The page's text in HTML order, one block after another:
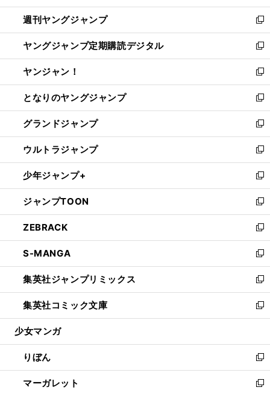
開
く
ウ
で
開
く
ン
ド
ウ
で
開
く
ウ
ィ
ン
ド
ウ
で
開
く
週刊ヤングジャンプ
新
し
い
ウ
ィ
ン
ド
ウ
で
開
く
ヤングジャンプ定期購読デジタル
新
し
い
ウ
ィ
ン
ド
ウ
で
開
く
ヤンジャン！
新
し
い
ウ
ィ
ン
ド
ウ
で
開
く
となりのヤングジャンプ
新
し
い
ウ
ィ
ン
ド
ウ
で
開
く
グランドジャンプ
新
し
い
ウ
ィ
ン
ド
ウ
で
開
く
ウルトラジャンプ
新
し
い
ウ
ィ
ン
ド
ウ
で
開
く
少年ジャンプ+
新
し
い
ウ
ィ
ン
ド
ウ
で
開
く
ジャンプTOON
新
し
い
ウ
ィ
ン
ド
ウ
で
開
ZEBRACK
新
し
い
ウ
ィ
ン
ド
ウ
開
く
S-MANGA
新
し
い
ウ
ィ
ン
ウ
で
開
く
集英社ジャンプリミックス
新
し
い
ウ
ン
ド
ウ
で
集英社コミック文庫
新
し
ウ
ィ
ン
ド
少女マンガ
りぼん
新
し
い
マーガレット 新